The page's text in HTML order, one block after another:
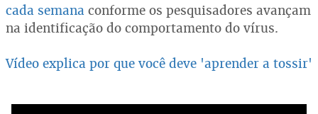
cada semana conforme os pesquisadores avançam
na identificação do comportamento do vírus.
Vídeo explica por que você deve 'aprender a tossir'